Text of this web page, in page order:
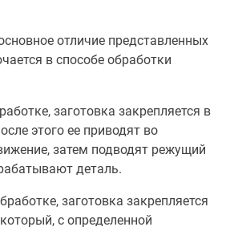
отличие представленных
в способе обработки
заготовка закрепляется в
этого ее приводят во
затем подводят режущий
деталь.
заготовка закрепляется
с определенной